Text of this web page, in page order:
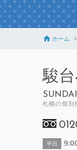
ホーム
駿
札幌の個別
平日